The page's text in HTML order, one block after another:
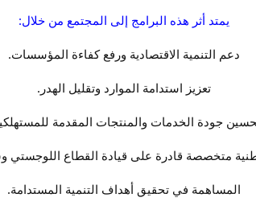
يمتد أثر هذه البرامج إلى المجتمع من خلال:
دعم التنمية الاقتصادية ورفع كفاءة المؤسسات.
تعزيز استدامة الموارد وتقليل الهدر.
جودة الخدمات والمنتجات المقدمة
متخصصة قادرة على قيادة القطاع اللوجستي
المساهمة في تحقيق أهداف التنمية المستدامة.